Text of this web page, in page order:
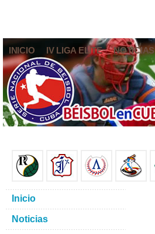
INICIO IV LIGA ELITE NOTICIAS
Inicio
Noticias